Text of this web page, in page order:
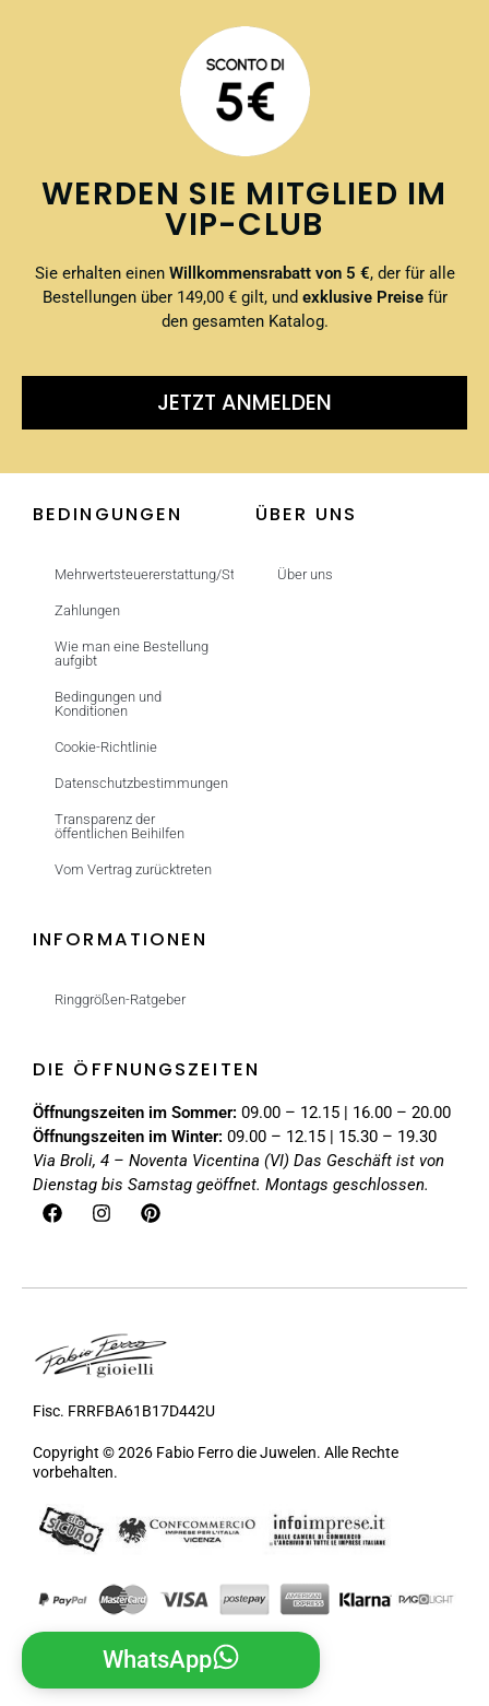
WERDEN SIE MITGLIED IM
VIP-CLUB
Sie erhalten einenWillkommensrabatt von 5 €, der für alle
Bestellungen über 149,00 € gilt, und exklusive Preisefür
den gesamten Katalog.
JETZT ANMELDEN
BEDINGUNGEN
Mehrwertsteuererstattung/Steuerfrei
Zahlungen
Wie man eine Bestellung
aufgibt
Bedingungen und
Konditionen
Cookie-Richtlinie
Datenschutzbestimmungen
Transparenz der
öffentlichen Beihilfen
Vom Vertrag zurücktreten
ÜBER UNS
Über uns
INFORMATIONEN
Ringgrößen-Ratgeber
DIE ÖFFNUNGSZEITEN
Öffnungszeiten im Sommer: 09.00 – 12.15 | 16.00 – 20.00
Öffnungszeiten im Winter: 09.00 – 12.15 | 15.30 – 19.30
Via Broli, 4 – Noventa Vicentina (VI) Das Geschäft ist von
Dienstag bis Samstag geöffnet. Montags geschlossen.
Fisc. FRRFBA61B17D442U
Copyright © 2026 Fabio Ferro die Juwelen. Alle Rechte
vorbehalten.
WhatsApp